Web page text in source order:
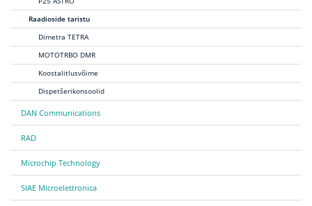
Raadioside taristu
Dimetra TETRA
MOTOTRBO DMR
Koostalitlusvõime
Dispetšerikonsoolid
DAN Communications
RAD
Microchip Technology
SIAE Microelettronica